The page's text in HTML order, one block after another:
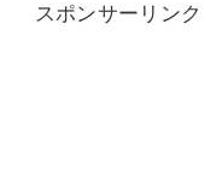
スポンサーリンク